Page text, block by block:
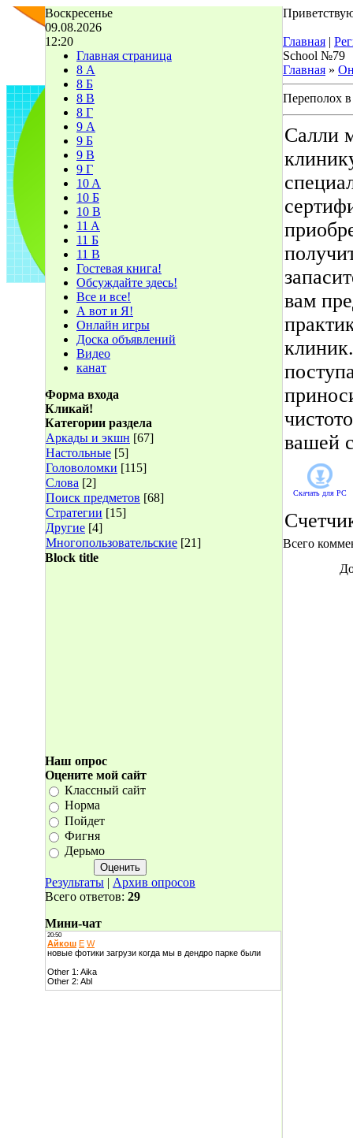
Воскресенье
09.08.2026
12:20
Главная страница
8 А
8 Б
8 В
8 Г
9 А
9 Б
9 В
9 Г
10 A
10 Б
10 В
11 A
11 Б
11 В
Гостевая книга!
Обсуждайте здесь!
Все и все!
А вот и Я!
Онлайн игры
Доска объявлений
Видео
канат
Форма входа
Кликай!
Категории раздела
Аркады и экшн [67]
Настольные [5]
Головоломки [115]
Слова [2]
Поиск предметов [68]
Стратегии [15]
Другие [4]
Многопользовательские [21]
Block title
Наш опрос
Оцените мой сайт
Классный сайт
Норма
Пойдет
Фигня
Дерьмо
Результаты | Архив опросов
Всего ответов: 29
Мини-чат
Главная |
School №79
Главная »
Переполох
Салли
вам
вашей
Скачать для PC
Всего